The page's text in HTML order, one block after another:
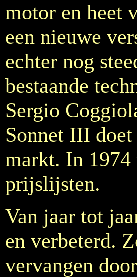
motor en heet
een nieuwe
echter nog
bestaande
Sergio
Sonnet III doet
markt. In 1974
prijslijsten.
Van jaar tot
en verbeterd.
vervangen